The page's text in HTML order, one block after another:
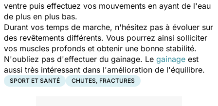
ventre puis effectuez vos mouvements en ayant de l'eau
de plus en plus bas.
Durant vos temps de marche, n'hésitez pas à évoluer sur
des revêtements différents. Vous pourrez ainsi solliciter
vos muscles profonds et obtenir une bonne stabilité.
N'oubliez pas d'effectuer du gainage. Le gainage est
aussi très intéressant dans l'amélioration de l'équilibre.
SPORT ET SANTÉ CHUTES, FRACTURES